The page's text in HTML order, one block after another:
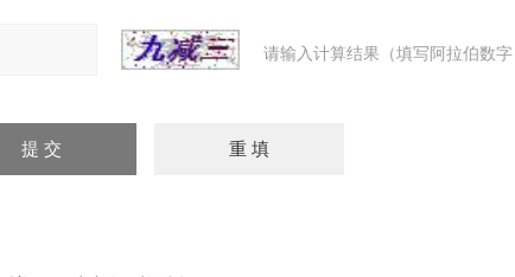
请输入计算结果（填写阿拉伯数